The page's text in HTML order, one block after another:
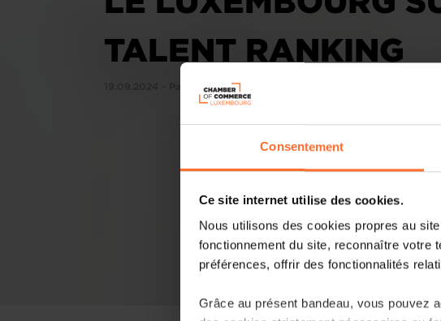
Consentement
Ce site internet utilise des cookies.
Nous utilisons des cookies propres au
fonctionnement du site, reconnaître votre
préférences, offrir des fonctionnalités
Grâce au présent bandeau, vous pouvez
TALENT RANKING
19.09.2024 - PaperJam Newsletter